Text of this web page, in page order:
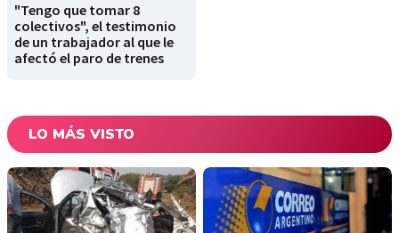
"Tengo que tomar 8
colectivos", el testimonio
de un trabajador al que le
afectó el paro de trenes
LO MÁS VISTO